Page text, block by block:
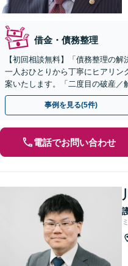
借金・債務整理
【初回相談無料】「債務整理の
一人おひとりから丁寧にヒアリン
案いたします。「二度目の破産／
可】
事例を見る(5件)
電話でお問い合わせ